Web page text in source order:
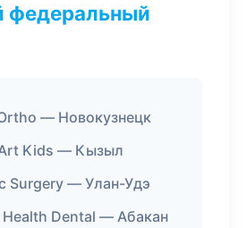
федеральный
— Новокузнецк
Kids — Кызыл
Surgery — Улан-Удэ
Dental — Абакан